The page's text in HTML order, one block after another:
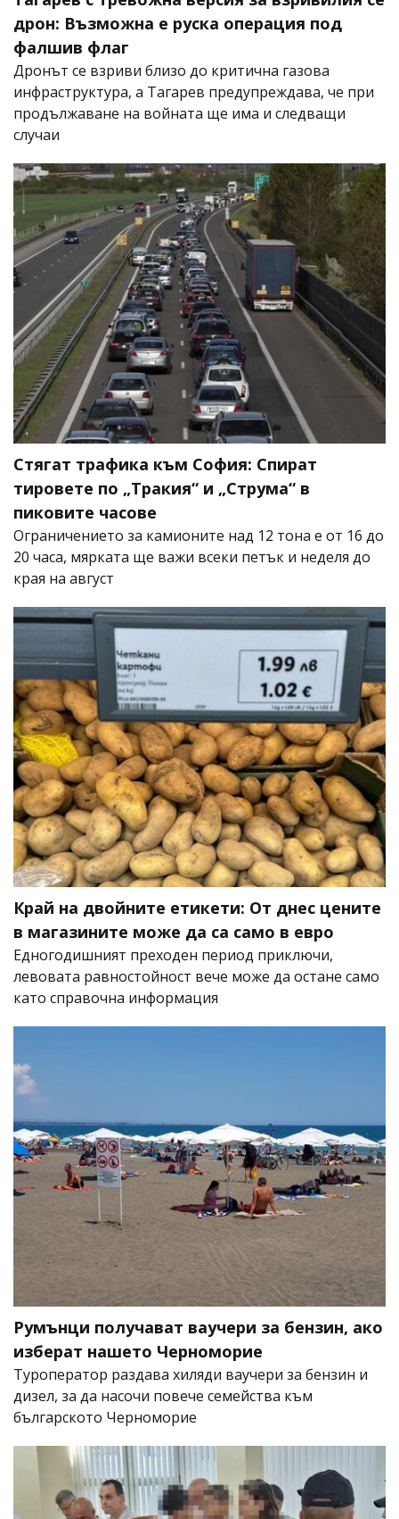
дрон: Възможна е руска операция под
фалшив флаг
Дронът се взриви близо до критична газова
инфраструктура, а Тагарев предупреждава, че при
продължаване на войната ще има и следващи
случаи
Стягат трафика към София: Спират
тировете по „Тракия“ и „Струма“ в
пиковите часове
Ограничението за камионите над 12 тона е от 16 до
20 часа, мярката ще важи всеки петък и неделя до
края на август
Край на двойните етикети: От днес цените
в магазините може да са само в евро
Едногодишният преходен период приключи,
левовата равностойност вече може да остане само
като справочна информация
Румънци получават ваучери за бензин, ако
изберат нашето Черноморие
Туроператор раздава хиляди ваучери за бензин и
дизел, за да насочи повече семейства към
българското Черноморие